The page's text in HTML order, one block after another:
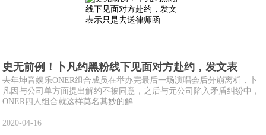
史无前例！卜凡约黑粉线下见面对方赴约，发文表
去年坤音娱乐ONER组合成员在举办完最后一场演唱会后分崩离析，卜
凡因与公司单方面提出解约不被同意，之后与元公司陷入矛盾纠纷中，
ONER四人组合就这样莫名其妙的解...
2020-04-16